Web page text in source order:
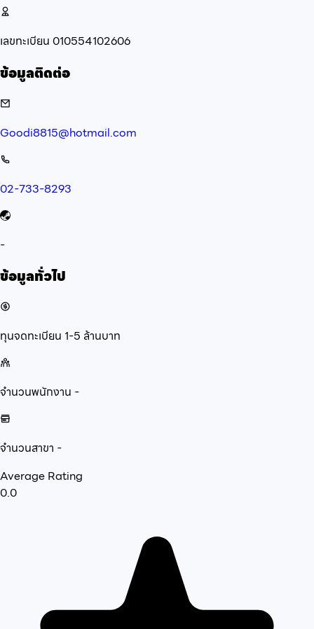
เลขทะเบียน 010554102606
ข้อมูลติดต่อ
Goodi8815@hotmail.com
02-733-8293
-
ข้อมูลทั่วไป
ทุนจดทะเบียน 1-5 ล้านบาท
จำนวนพนักงาน -
จำนวนสาขา -
Average Rating
0.0